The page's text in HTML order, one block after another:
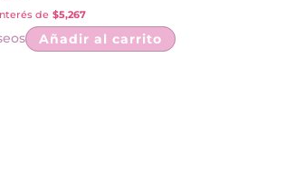
de $5,267
Añadir al carrito